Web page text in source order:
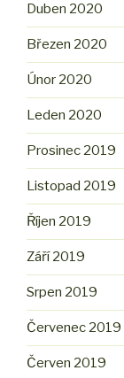
Duben 2020
Březen 2020
Únor 2020
Leden 2020
Prosinec 2019
Listopad 2019
Říjen 2019
Září 2019
Srpen 2019
Červenec 2019
Červen 2019